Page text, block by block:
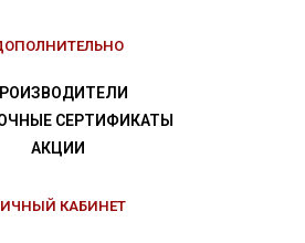
СЕРТИФИКАТЫ
АКЦИИ
КАБИНЕТ